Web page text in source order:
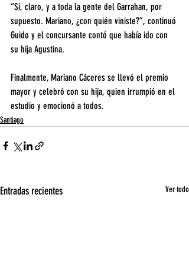
“Sí, claro, y a toda la gente del Garrahan, por
supuesto. Mariano, ¿con quién viniste?”, continuó
Guido y el concursante contó que había ido con
su hija Agustina.
Finalmente, Mariano Cáceres se llevó el premio
mayor y celebró con su hija, quien irrumpió en el
estudio y emocionó a todos.
Santiago
Entradas recientes Ver todo